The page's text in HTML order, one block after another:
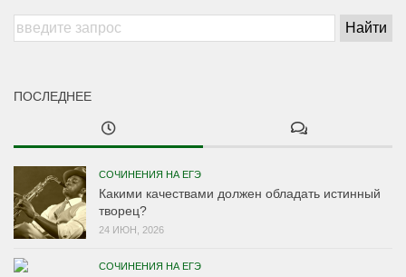
ПОСЛЕДНЕЕ
СОЧИНЕНИЯ НА ЕГЭ
Какими качествами должен обладать истинный
творец?
24 ИЮН, 2026
СОЧИНЕНИЯ НА ЕГЭ